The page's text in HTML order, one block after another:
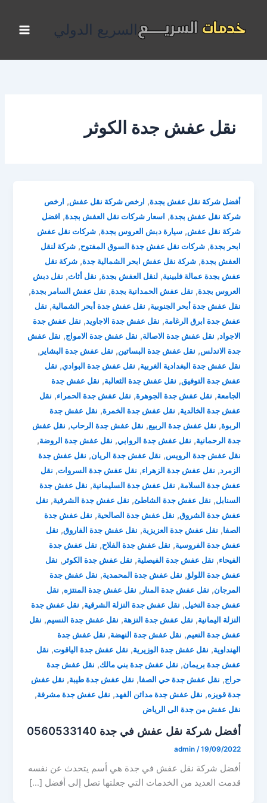
المحتوى
السريع الدولي
نقل عفش جدة الكوثر
أفضل شركة نقل عفش بجدة, ارخص شركة نقل عفش, ارخص
شركة نقل عفش بجدة, اسعار شركات نقل العفش بجدة, افضل
شركة نقل عفش,سيارة دبش العروس بجدة,شركات نقل عفش
ابحر بجدة,شركات نقل عفش جدة السوق المفتوح,شركة لنقل
العفش بجدة,شركة نقل عفش ابحر الشمالية جدة,شركة نقل
عفش بجدة عمالة فلبينية,لنقل العفش بجدة, نقل أثاث, نقل دبش
العروس بجدة, نقل عفش الحمدانية بجدة, نقل عفش السامر بجدة,
نقل عفش جدة أبحر الجنوبية, نقل عفش جدة أبحر الشمالية, نقل
عفش جدة ابرق الرغامة, نقل عفش جدة الاجاويد, نقل عفش جدة
الاجواد, نقل عفش جدة الاصالة, نقل عفش جدة الامواج, نقل عفش
جدة الاندلس, نقل عفش جدة البساتين, نقل عفش جدة البشاير ,
نقل عفش جدة البغدادية الغربية, نقل عفش جدة البوادي, نقل
عفش جدة التوفيق, نقل عفش جدة الثعالبة, نقل عفش جدة
الجامعة, نقل عفش جدة الجوهرة, نقل عفش جدة الحمراء, نقل
عفش جدة الخالدية, نقل عفش جدة الخمرة, نقل عفش جدة
الربوة, نقل عفش جدة الربيع, نقل عفش جدة الرحاب, نقل عفش
جدة الرحمانية, نقل عفش جدة الروابي, نقل عفش جدة الروضة,
نقل عفش جدة الرويس, نقل عفش جدة الريان, نقل عفش جدة
الزمرد, نقل عفش جدة الزهراء, نقل عفش جدة السروات, نقل
عفش جدة السلامة, نقل عفش جدة السليمانية, نقل عفش جدة
السنابل, نقل عفش جدة الشاطئ, نقل عفش جدة الشرفية, نقل
عفش جدة الشروق, نقل عفش جدة الصالحية, نقل عفش جدة
الصفا, نقل عفش جدة العزيزية, نقل عفش جدة الفاروق, نقل
عفش جدة الفروسية, نقل عفش جدة الفلاح, نقل عفش جدة
الفيحاء, نقل عفش جدة الفيصلية, نقل عفش جدة الكوثر , نقل
عفش جدة اللولؤ, نقل عفش جدة المحمدية, نقل عفش جدة
المرجان, نقل عفش جدة المنار , نقل عفش جدة المنتزه, نقل
عفش جدة النخيل, نقل عفش جدة النزلة الشرقية, نقل عفش جدة
النزلة اليمانية, نقل عفش جدة النزهة, نقل عفش جدة النسيم, نقل
عفش جدة النعيم, نقل عفش جدة النهضة, نقل عفش جدة
الهنداوية, نقل عفش جدة الوزيرية, نقل عفش جدة الياقوت, نقل
عفش جدة بريمان, نقل عفش جدة بني مالك, نقل عفش جدة
حراج, نقل عفش جدة حي الصفا, نقل عفش جدة طيبة, نقل عفش
جدة قويزه, نقل عفش جدة مدائن الفهد, نقل عفش جدة مشرفة,
نقل عفش من جدة الى الرياض
أفضل شركة نقل عفش في جدة 0560533140
admin /19/09/2022
أفضل شركة نقل عفش في جدة هي أسم يتحدث عن نفسه
قدمت العديد من الخدمات التي جعلتها تصل إلى أفضل […]